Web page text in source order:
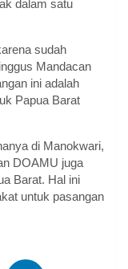
dalam satu
sudah
Mandacan
ini adalah
Papua Barat
di Manokwari,
DOAMU juga
Barat. Hal ini
untuk pasangan